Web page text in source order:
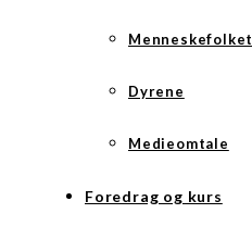
Menneskefolket
Dyrene
Medieomtale
Foredrag og kurs